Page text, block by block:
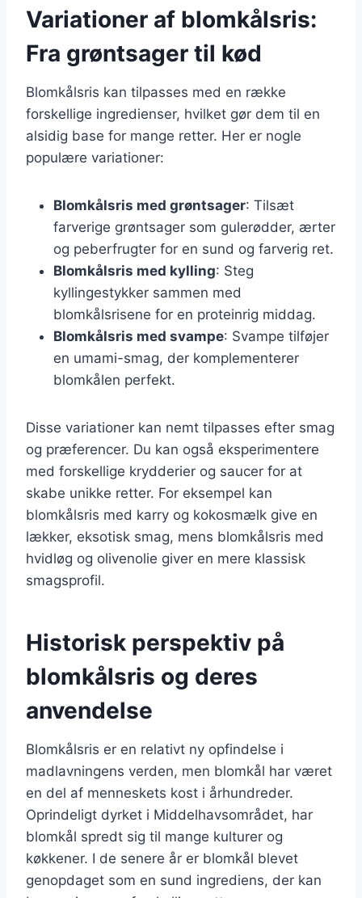
Variationer af blomkålsris:
Fra grøntsager til kød
Blomkålsris kan tilpasses med en række
forskellige ingredienser, hvilket gør dem til en
alsidig base for mange retter. Her er nogle
populære variationer:
Blomkålsris med grøntsager: Tilsæt
farverige grøntsager som gulerødder, ærter
og peberfrugter for en sund og farverig ret.
Blomkålsris med kylling: Steg
kyllingestykker sammen med
blomkålsrisene for en proteinrig middag.
Blomkålsris med svampe: Svampe tilføjer
en umami-smag, der komplementerer
blomkålen perfekt.
Disse variationer kan nemt tilpasses efter smag
og præferencer. Du kan også eksperimentere
med forskellige krydderier og saucer for at
skabe unikke retter. For eksempel kan
blomkålsris med karry og kokosmælk give en
lækker, eksotisk smag, mens blomkålsris med
hvidløg og olivenolie giver en mere klassisk
smagsprofil.
Historisk perspektiv på
blomkålsris og deres
anvendelse
Blomkålsris er en relativt ny opfindelse i
madlavningens verden, men blomkål har været
en del af menneskets kost i århundreder.
Oprindeligt dyrket i Middelhavsområdet, har
blomkål spredt sig til mange kulturer og
køkkener. I de senere år er blomkål blevet
genopdaget som en sund ingrediens, der kan